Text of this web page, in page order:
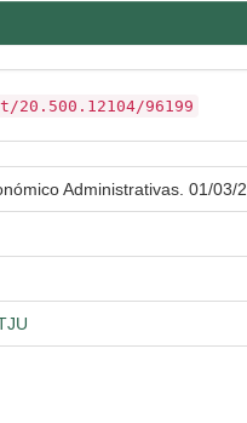
96199
Administrativas. 01/03/